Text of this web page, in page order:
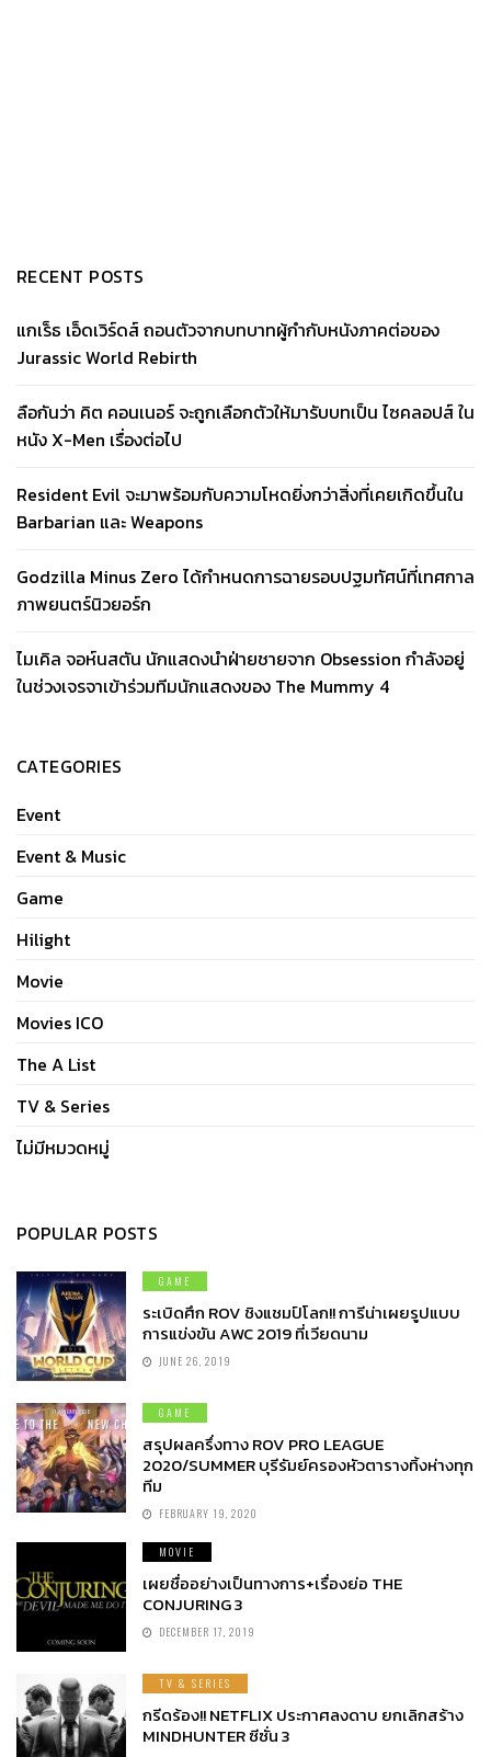
RECENT POSTS
แกเร็ธ เอ็ดเวิร์ดส์ ถอนตัวจากบทบาทผู้กำกับหนังภาคต่อของ
Jurassic World Rebirth
ลือกันว่า คิต คอนเนอร์ จะถูกเลือกตัวให้มารับบทเป็น ไซคลอปส์ ใน
หนัง X-Men เรื่องต่อไป
Resident Evil จะมาพร้อมกับความโหดยิ่งกว่าสิ่งที่เคยเกิดขึ้นใน
Barbarian และ Weapons
Godzilla Minus Zero ได้กำหนดการฉายรอบปฐมทัศน์ที่เทศกาล
ภาพยนตร์นิวยอร์ก
ไมเคิล จอห์นสตัน นักแสดงนำฝ่ายชายจาก Obsession กำลังอยู่
ในช่วงเจรจาเข้าร่วมทีมนักแสดงของ The Mummy 4
CATEGORIES
Event
Event & Music
Game
Hilight
Movie
Movies ICO
The A List
TV & Series
ไม่มีหมวดหมู่
POPULAR POSTS
GAME
ระเบิดศึก ROV ชิงแชมป์โลก!! การีน่าเผยรูปแบบ
การแข่งขัน AWC 2019 ที่เวียดนาม
JUNE 26, 2019
GAME
สรุปผลครึ่งทาง ROV PRO LEAGUE
2020/SUMMER บุรีรัมย์ครองหัวตารางทิ้งห่างทุก
ทีม
FEBRUARY 19, 2020
MOVIE
เผยชื่ออย่างเป็นทางการ+เรื่องย่อ THE
CONJURING 3
DECEMBER 17, 2019
TV & SERIES
กรีดร้อง!! NETFLIX ประกาศลงดาบ ยกเลิกสร้าง
MINDHUNTER ซีซั่น 3